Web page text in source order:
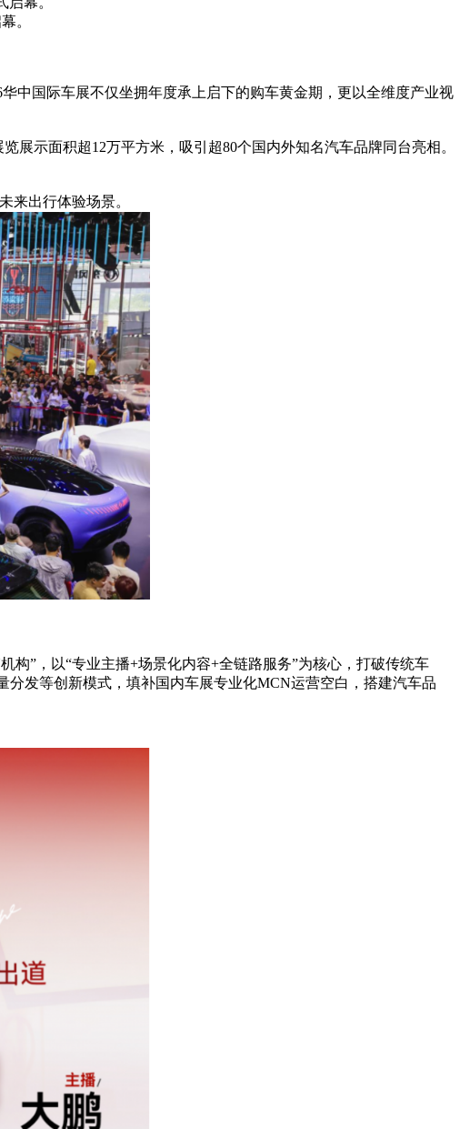
。
国际车展不仅坐拥年度承上启下的购车黄金期，更以全维度产业视
示面积超12万平方米，吸引超80个国内外知名汽车品牌同台亮相。
来出行体验场景。
”，以“专业主播+场景化内容+全链路服务”为核心，打破传统车
发等创新模式，填补国内车展专业化MCN运营空白，搭建汽车品